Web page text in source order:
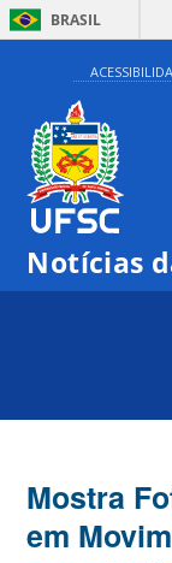
BRASIL
Notícias
Mostra
em